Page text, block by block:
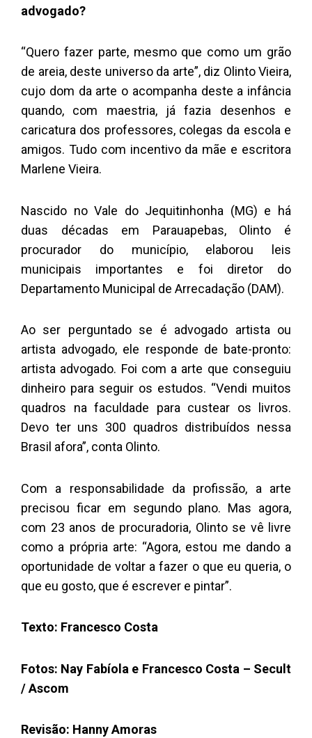
advogado?
“Quero fazer parte, mesmo que como um grão
de areia, deste universo da arte”, diz Olinto Vieira,
cujo dom da arte o acompanha deste a infância
quando, com maestria, já fazia desenhos e
caricatura dos professores, colegas da escola e
amigos. Tudo com incentivo da mãe e escritora
Marlene Vieira.
Nascido no Vale do Jequitinhonha (MG) e há
duas décadas em Parauapebas, Olinto é
procurador do município, elaborou leis
municipais importantes e foi diretor do
Departamento Municipal de Arrecadação (DAM).
Ao ser perguntado se é advogado artista ou
artista advogado, ele responde de bate-pronto:
artista advogado. Foi com a arte que conseguiu
dinheiro para seguir os estudos. “Vendi muitos
quadros na faculdade para custear os livros.
Devo ter uns 300 quadros distribuídos nessa
Brasil afora”, conta Olinto.
Com a responsabilidade da profissão, a arte
precisou ficar em segundo plano. Mas agora,
com 23 anos de procuradoria, Olinto se vê livre
como a própria arte: “Agora, estou me dando a
oportunidade de voltar a fazer o que eu queria, o
que eu gosto, que é escrever e pintar”.
Texto: Francesco Costa
Fotos: Nay Fabíola e Francesco Costa – Secult
/ Ascom
Revisão: Hanny Amoras